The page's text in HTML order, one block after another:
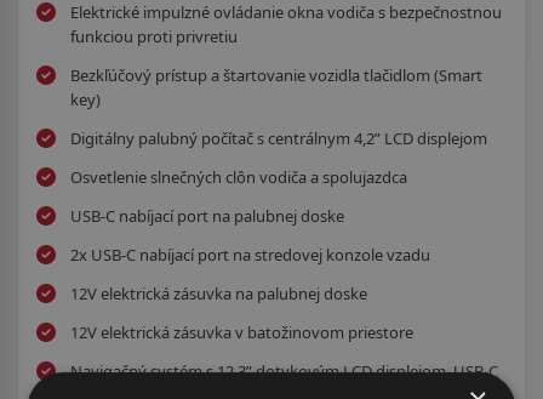
Elektrické impulzné ovládanie okna vodiča s bezpečnostnou
funkciou proti privretiu
Bezkľúčový prístup a štartovanie vozidla tlačidlom (Smart
key)
Digitálny palubný počítač s centrálnym 4,2” LCD displejom
Osvetlenie slnečných clôn vodiča a spolujazdca
USB-C nabíjací port na palubnej doske
2x USB-C nabíjací port na stredovej konzole vzadu
12V elektrická zásuvka na palubnej doske
12V elektrická zásuvka v batožinovom priestore
Navigačný systém s 12,3” dotykovým LCD displejom, USB-C